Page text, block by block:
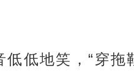
低地笑，“穿拖